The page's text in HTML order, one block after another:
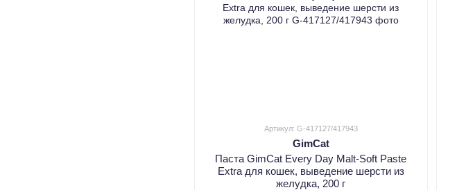
Артикул: G-417127/417943
GimCat
Паста GimCat Every Day Malt-Soft Paste
Extra для кошек, выведение шерсти из
желудка, 200 г